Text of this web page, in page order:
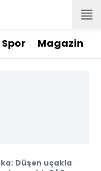
Spor Magazin
Düşen uçakla